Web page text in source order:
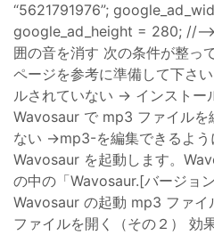
“5621791976”;
google_ad_height = 280; //
囲の音を消す 次の条件が整っ
ページを参考に準備して下さ
ルされていない → インストー
Wavosaur で mp3 ファイルを
ない →mp3-を編集できるよ
Wavosaur を起動します。
の中の「Wavosaur.[バージョ
Wavosaur の起動 mp3 ファイ
ファイルを開く（その２） 効